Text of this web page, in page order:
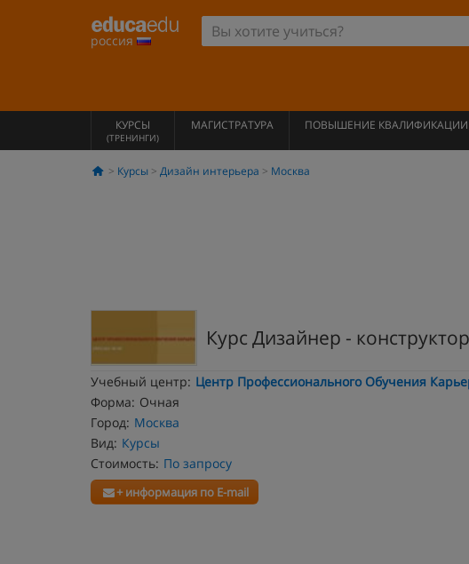
россия
КУРСЫ
(ТРЕНИНГИ)
МАГИСТРАТУРА ПОВЫШЕНИЕ КВАЛИФИКАЦИИ
Курсы Дизайн интерьера Москва
Курс Дизайнер -
Учебный центр: Центр Профессионального Обучения
Форма: Очная
Город: Москва
Вид: Курсы
Стоимость: По запросу
+ информация по E-mail